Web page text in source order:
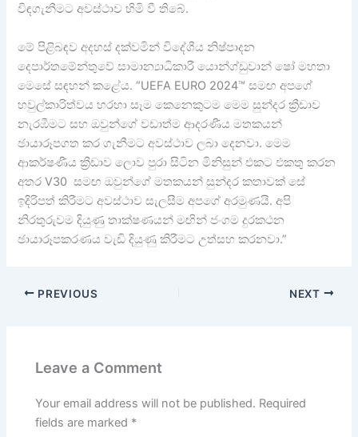
විඳගැනීමට අවස්ථාව හිමි වී තිබේ.
මේ පිළිබඳව අදහස් දක්වමින් විදේශීය නිෂ්පාදන
දෙපාර්තමේන්තුවේ සාමාන්‍යාධිකාරී යොන්ග්ඩුවාන් ෂෝ මහතා
මෙසේ සඳහන් කළේය. “UEFA EURO 2024™ සමඟ අපගේ
හවුල්කාරිත්වය හරහා සෑම කෙනෙකුටම මෙම සුන්දර ක්‍රීඩාව
නැරඹීමට සහ ඔවුන්ගේ වඩාත්ම ආදරණීය මතකයන්
ඡායාරූපගත කර ගැනීමට අවස්ථාව ලබා දෙනවා. මෙම
ආකර්ෂණීය ක්‍රීඩාව ලොව පුරා සිටින මිනිසුන් එකට එකතු කරන
අතර V30 සමඟ ඔවුන්ගේ මතකයන් සුන්දර කතාවක් සේ
ඉදිරිපත් කිරීමට අවස්ථාව සැලසීම අපගේ අරමුණයි. අපි
නිරතුරුවම දියුණු තාක්ෂණයන් මඟින් ජංගම දුරකථන
ඡායාරූපකරණය වැඩි දියුණු කිරීමට උත්සහ කරනවා.”
PREVIOUS NEXT
Leave a Comment
Your email address will not be published. Required
fields are marked *